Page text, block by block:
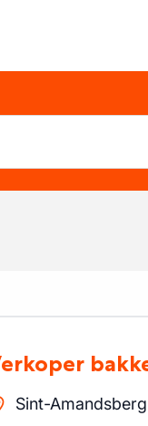
Verkoper
Sint-Amandsberg